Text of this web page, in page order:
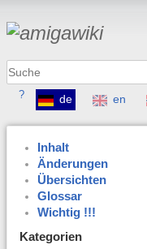
? de en
Inhalt
Änderungen
Übersichten
Glossar
Wichtig !!!
Kategorien